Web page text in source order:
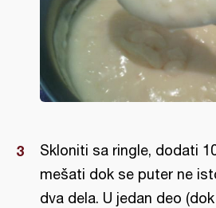
Skloniti sa ringle, dodati
mešati dok se puter ne
dva dela. U jedan deo